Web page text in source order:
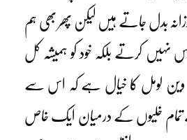
بدل جاتے ہیں لیکن پھر بھی ہم
نہیں کرتے بلکہ خود کو ہمیشہ کل
وین لومل کا خیال ہے کہ اس سے
تمام خلیوں کے درمیان ایک خاص